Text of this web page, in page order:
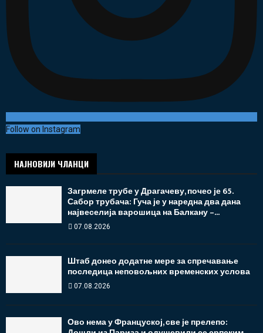
Follow on Instagram
НАЈНОВИЈИ ЧЛАНЦИ
Загрмеле трубе у Драгачеву, почео је 65.
Сабор трубача: Гуча је у наредна два дана
највеселија варошица на Балкану –...
07.08.2026
Штаб донео додатне мере за спречавање
последица неповољних временских услова
07.08.2026
Ово нема у Француској, све је прелепо: